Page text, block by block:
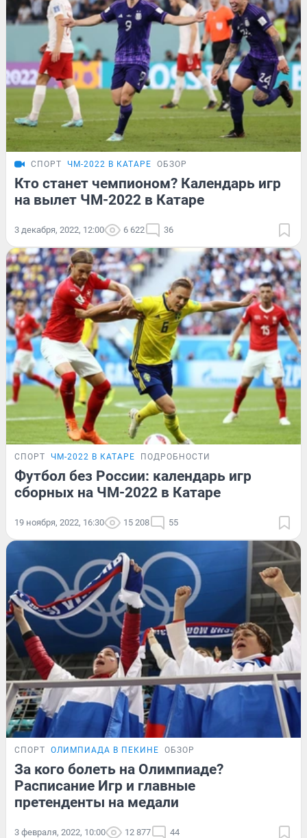
СПОРТ ЧМ-2022 В КАТАРЕ ОБЗОР
Кто станет чемпионом? Календарь игр
на вылет ЧМ-2022 в Катаре
3 декабря, 2022, 12:00 6 622 36
СПОРТ ЧМ-2022 В КАТАРЕ ПОДРОБНОСТИ
Футбол без России: календарь игр
сборных на ЧМ-2022 в Катаре
19 ноября, 2022, 16:30 15 208 55
СПОРТ ОЛИМПИАДА В ПЕКИНЕ ОБЗОР
За кого болеть на Олимпиаде?
Расписание Игр и главные
претенденты на медали
3 февраля, 2022, 10:00 12 877 44